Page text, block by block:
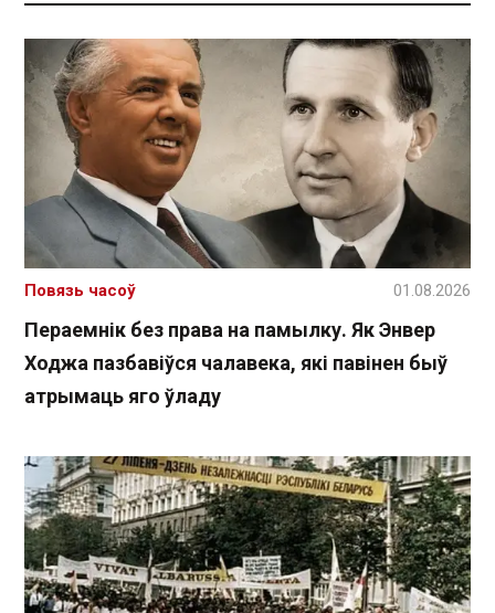
Пераемнік без права на памылку. Як Энвер
Ходжа пазбавіўся чалавека, які павінен быў
атрымаць яго ўладу
Повязь часоў 01.08.2026